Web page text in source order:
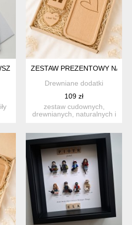
WYGRYWA"
ZESTAW PREZENTOWY NA
Drewniane dodatki
109 zł
zestaw cudownych,
drewnianych, naturalnych i